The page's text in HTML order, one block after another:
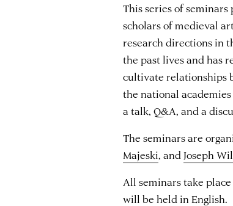
This series of
scholars of medieval
research directions in
the past lives and has
cultivate relationships
the national
a talk, Q&A, and a
The seminars are
Majeski, and Joseph
All seminars take
will be held in English.